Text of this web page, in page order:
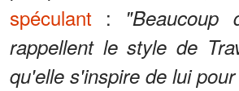
spéculant :
rappellent le style de
qu'elle s'inspire de lui